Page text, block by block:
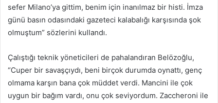
sefer Milano’ya gittim, benim için inanılmaz bir histi. İmza
günü basın odasındaki gazeteci kalabalığı karşısında şok
olmuştum” sözlerini kullandı.
Çalıştığı teknik yöneticileri de pahalandıran Belözoğlu,
“Cuper bir savaşçıydı, beni birçok durumda oynattı, genç
olmama karşın bana çok müddet verdi. Mancini ile çok
uygun bir bağım vardı, onu çok seviyordum. Zaccheroni ile